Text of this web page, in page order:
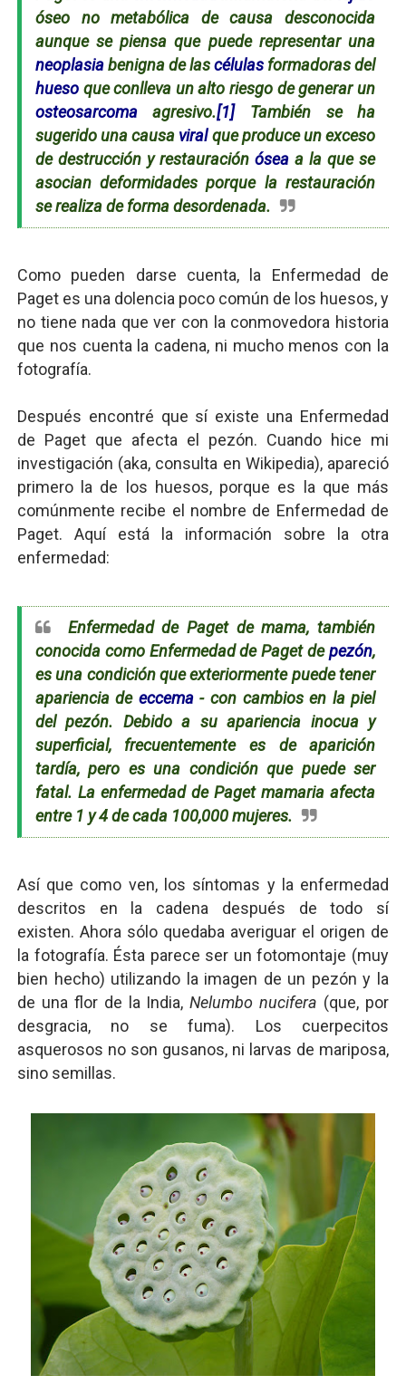
óseo no metabólica de causa desconocida
aunque se piensa que puede representar una
neoplasiabenigna de lascélulas formadoras del
huesoque conlleva un alto riesgo de generar un
osteosarcomaagresivo.[1]También se ha
sugerido una causa viralque produce un exceso
de destrucción y restauración ósea a la que se
asocian deformidades porque la restauración
se realiza de forma desordenada.
Como pueden darse cuenta, la Enfermedad de
Paget es una dolencia poco común de los huesos, y
no tiene nada que ver con la conmovedora historia
que nos cuenta la cadena, ni mucho menos con la
fotografía.
Después encontré que sí existe una Enfermedad
de Paget que afecta el pezón. Cuando hice mi
investigación (aka, consulta en Wikipedia), apareció
primero la de los huesos, porque es la que más
comúnmente recibe el nombre de Enfermedad de
Paget. Aquí está la información sobre la otra
enfermedad:
Enfermedad de Paget de mama, también
conocida como Enfermedad de Paget depezón,
es una condición que exteriormente puede tener
apariencia de eccema- con cambios en la piel
del pezón. Debido a su apariencia inocua y
superficial, frecuentemente es de aparición
tardía, pero es una condición que puede ser
fatal. La enfermedad de Paget mamaria afecta
entre 1 y 4 de cada 100,000 mujeres.
Así que como ven, los síntomas y la enfermedad
descritos en la cadena después de todo sí
existen. Ahora sólo quedaba averiguar el origen de
la fotografía. Ésta parece ser un fotomontaje (muy
bien hecho) utilizando la imagen de un pezón y la
de una flor de la India,Nelumbo nucifera (que, por
desgracia, no se fuma). Los cuerpecitos
asquerosos no son gusanos, ni larvas de mariposa,
sino semillas.